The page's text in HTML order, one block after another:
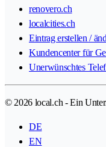
renovero.ch
localcities.ch
Eintrag erstellen /
Kundencenter für
Unerwünschtes
© 2026 local.ch - Ein
DE
EN